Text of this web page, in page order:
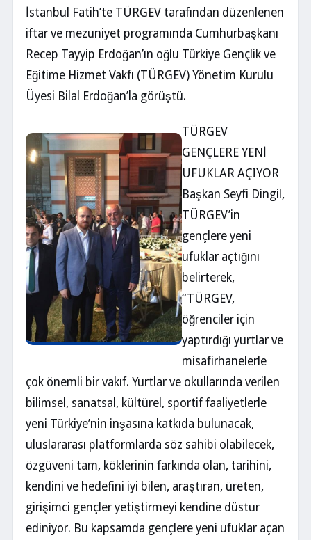
İstanbul Fatih’te TÜRGEV tarafından düzenlenen
iftar ve mezuniyet programında Cumhurbaşkanı
Recep Tayyip Erdoğan’ın oğlu Türkiye Gençlik ve
Eğitime Hizmet Vakfı (TÜRGEV) Yönetim Kurulu
Üyesi Bilal Erdoğan’la görüştü.
TÜRGEV
GENÇLERE YENİ
UFUKLAR AÇIYOR
Başkan Seyfi Dingil,
TÜRGEV’in
gençlere yeni
ufuklar açtığını
belirterek,
“TÜRGEV,
öğrenciler için
yaptırdığı yurtlar ve
misafirhanelerle
çok önemli bir vakıf. Yurtlar ve okullarında verilen
bilimsel, sanatsal, kültürel, sportif faaliyetlerle
yeni Türkiye’nin inşasına katkıda bulunacak,
uluslararası platformlarda söz sahibi olabilecek,
özgüveni tam, köklerinin farkında olan, tarihini,
kendini ve hedefini iyi bilen, araştıran, üreten,
girişimci gençler yetiştirmeyi kendine düstur
ediniyor. Bu kapsamda gençlere yeni ufuklar açan